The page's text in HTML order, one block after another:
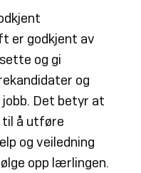
er godkjent av
og gi
og
Det betyr at
til å utføre
og veiledning
opp lærlingen.